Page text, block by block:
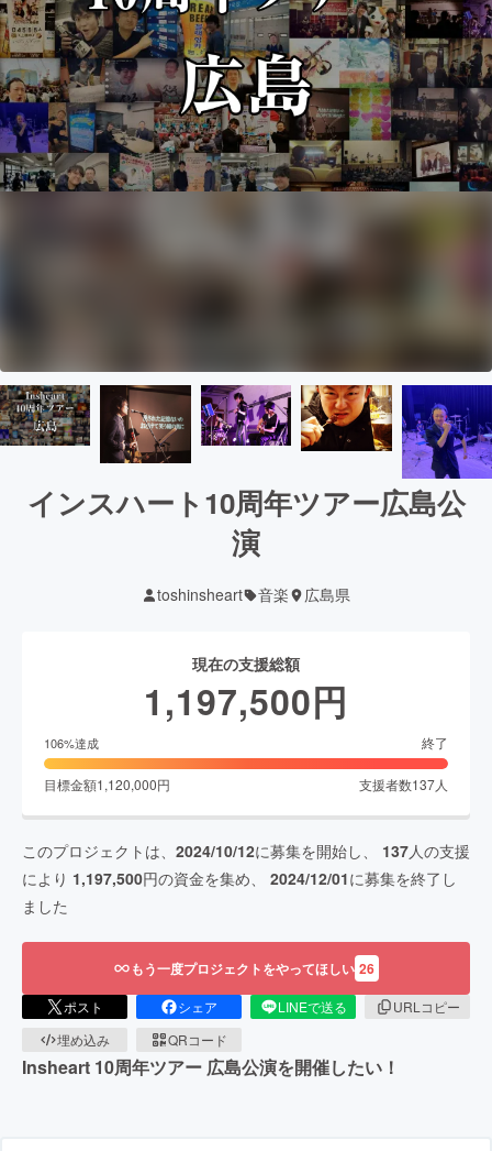
インスハート10周年ツアー広島公
演
toshinsheart 音楽 広島県
現在の支援総額
1,197,500円
106%達成 終了
目標金額1,120,000円 支援者数137人
このプロジェクトは、 2024/10/12に募集を開始し、 137人の支援
により 1,197,500円の資金を集め、 2024/12/01に募集を終了し
ました
もう一度プロジェクトをやってほしい 26
ポスト シェア LINEで送る
URLコピー
埋め込み
QRコード
Insheart 10周年ツアー 広島公演を開催したい！